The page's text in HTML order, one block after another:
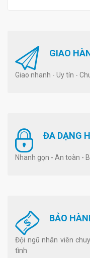
GIAO
Giao nhanh - Uy tín -
ĐA DẠNG
Nhanh gọn - An toàn -
BẢO
Đội ngũ nhân viên
tình